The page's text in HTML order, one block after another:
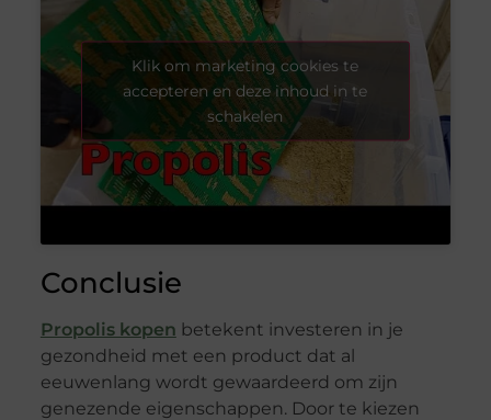
Klik om marketing cookies te
accepteren en deze inhoud in te
schakelen
Conclusie
Propolis kopen betekent investeren in je
gezondheid met een product dat al
eeuwenlang wordt gewaardeerd om zijn
genezende eigenschappen. Door te kiezen